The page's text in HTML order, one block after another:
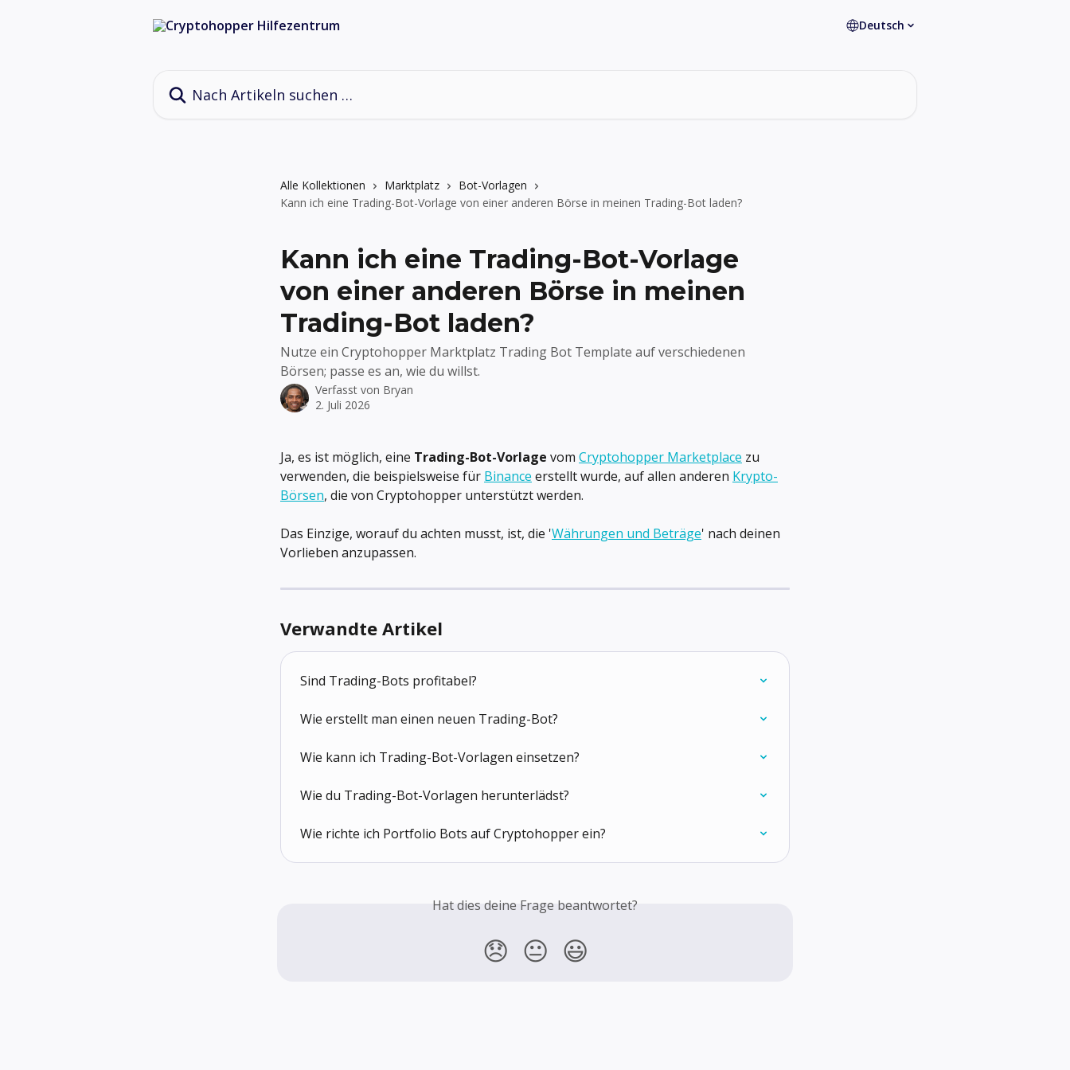
Deutsch
Alle Kollektionen Marktplatz
Bot-Vorlagen
Kann ich eine Trading-Bot-Vorlage von einer anderen Börse in meinen Trading-Bot laden?
Kann ich eine Trading-Bot-Vorlage
von einer anderen Börse in meinen
Trading-Bot laden?
Nutze ein Cryptohopper Marktplatz Trading Bot Template auf verschiedenen
Börsen; passe es an, wie du willst.
Verfasst von Bryan
2. Juli 2026
Ja, es ist möglich, eine Trading-Bot-Vorlage vom Cryptohopper Marketplace zu
verwenden, die beispielsweise für Binance erstellt wurde, auf allen anderen Krypto-
Börsen, die von Cryptohopper unterstützt werden.
Das Einzige, worauf du achten musst, ist, die 'Währungen und Beträge' nach deinen
Vorlieben anzupassen.
Verwandte Artikel
Sind Trading-Bots profitabel?
Wie erstellt man einen neuen Trading-Bot?
Wie kann ich Trading-Bot-Vorlagen einsetzen?
Wie du Trading-Bot-Vorlagen herunterlädst?
Wie richte ich Portfolio Bots auf Cryptohopper ein?
Hat dies deine Frage beantwortet?
😞 😐 😃